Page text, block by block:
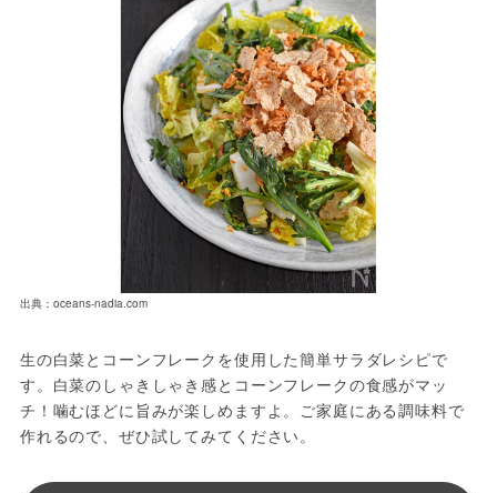
出典：oceans-nadia.com
生の白菜とコーンフレークを使用した簡単サラダレシピで
す。白菜のしゃきしゃき感とコーンフレークの食感がマッ
チ！噛むほどに旨みが楽しめますよ。ご家庭にある調味料で
作れるので、ぜひ試してみてください。